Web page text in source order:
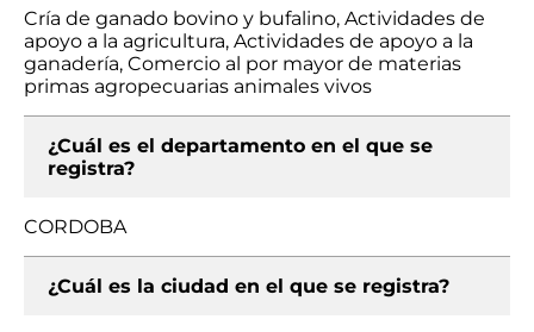
Cría de ganado bovino y bufalino, Actividades de
apoyo a la agricultura, Actividades de apoyo a la
ganadería, Comercio al por mayor de materias
primas agropecuarias animales vivos
¿Cuál es el departamento en el que se
registra?
CORDOBA
¿Cuál es la ciudad en el que se registra?